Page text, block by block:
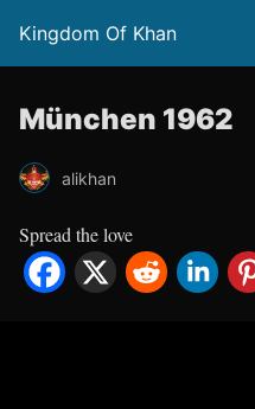
Kingdom Of Khan
München 1962
alikhan
Spread the love